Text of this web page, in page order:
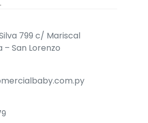
799 c/ Mariscal
– San Lorenzo